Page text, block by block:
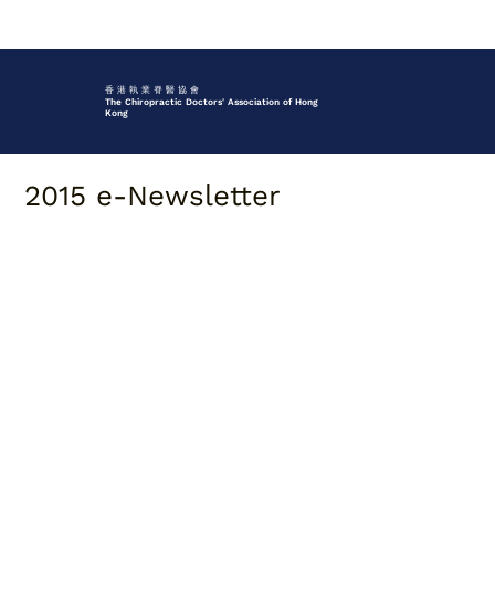
香 港 執 業 脊 醫 協 會
The Chiropractic Doctors' Association of Hong
Kong
2015 e-Newsletter